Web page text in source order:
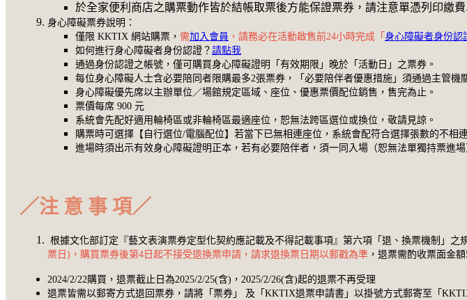
於全家便利商店之購票動作皆於結帳取票後方能保證票券，請注意單憑列印繳費
身心障礙票券說明：
僅限 KKTIX 網站購票， 需加入會員 ，請務必在活動啟售前24小時完成「 身心障礙者身份認
如何進行身心障礙者身份認證？ 請點我
通過身份認證之帳號，僅可購買身心障礙證明「有效期限」晚於「活動日」之票券。
每位身心障礙人士含必要陪同者限購最多2張票券，「必要陪伴者優惠措施」須通過主管機
身心障礙優先席以主辦單位／場館規定區域、座位、優惠票價配位銷售，售完為止。
票價每席 900 元
系統會先配好適用輪椅區或非輪椅區最適座位，恕無法跨區選位或換位，敬請見諒。
購票時可選擇【自行選位/電腦配位】若當下已無相連座位，系統會配符合選擇張數的不相
進場時須出示有效身心障礙證明正本，若有必要陪伴者，須一同入場（恕無法單獨持票進
／注 意 事 項／
根據文化部訂定『藝文表演票券定型化契約應記載及不得記載事項』第六項「退、換票機制」之
票日)，購買票券後第4日起不接受退換票申請，請求退換票日期以郵戳為準 ，退票需酌收票面金
2024/2/22購買，退票截止日為2025/2/25(含)，2025/2/26(含)起的退票不再受理
退票皆需以郵寄方式退回票券，請將「票券」 及「KKTIX退票申請書」以掛號方式郵寄至「